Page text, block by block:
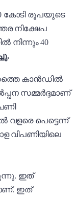
കോടി രൂപയുടെ
നിക്ഷേപ
നിന്നും 40
കാൻഡിൽ
സമ്മർദ്ദമാണ്
വളരെ പെട്ടെന്ന്
വിപണിയിലെ
ഇത്
ഇത്